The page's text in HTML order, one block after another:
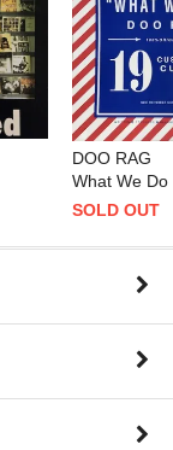
DOO RAG
What We Do
SOLD OUT